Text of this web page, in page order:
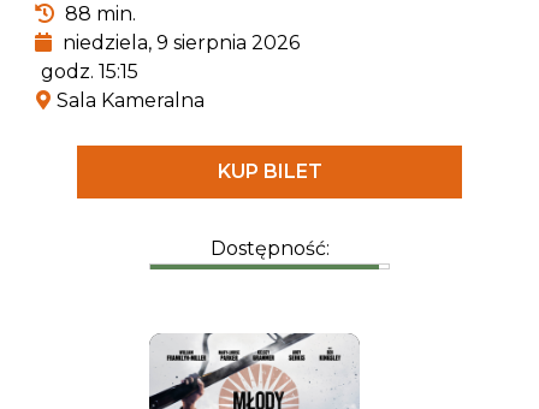
pradawnymi gadami.
88 min.
niedziela, 9 sierpnia 2026
godz. 15:15
Sala Kameralna
KUP BILET
Dostępność: